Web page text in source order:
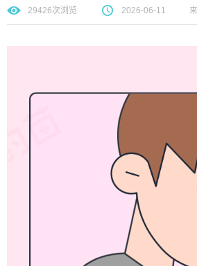
29426次浏览 2026-06-11